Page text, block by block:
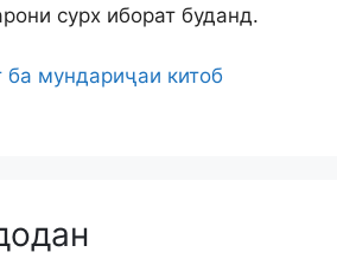
сурх иборат буданд.
ба мундариҷаи китоб